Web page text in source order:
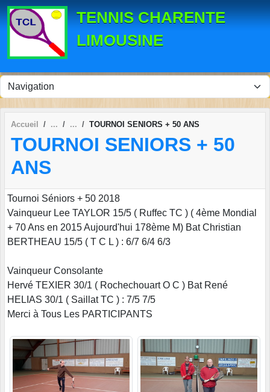
TENNIS CHARENTE
LIMOUSINE
Accueil TOURNOI SENIORS + 50 ANS
TOURNOI SENIORS + 50
ANS
Tournoi Séniors + 50 2018
Vainqueur Lee TAYLOR 15/5 ( Ruffec TC ) ( 4ème Mondial
+ 70 Ans en 2015 Aujourd'hui 178ème M) Bat Christian
BERTHEAU 15/5 ( T C L ) : 6/7 6/4 6/3
Vainqueur Consolante
Hervé TEXIER 30/1 ( Rochechouart O C ) Bat René
HELIAS 30/1 ( Saillat TC ) : 7/5 7/5
Merci à Tous Les PARTICIPANTS
Panneau de gestion des cookies